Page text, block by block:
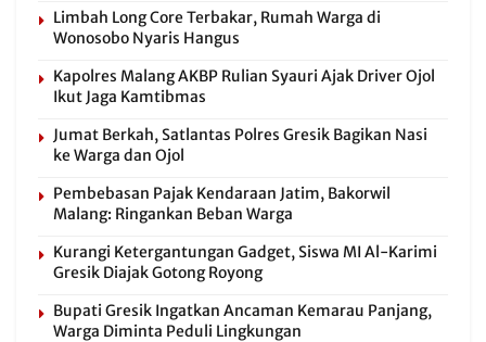
Limbah Long Core Terbakar, Rumah Warga di
Wonosobo Nyaris Hangus
Kapolres Malang AKBP Rulian Syauri Ajak Driver Ojol
Ikut Jaga Kamtibmas
Jumat Berkah, Satlantas Polres Gresik Bagikan Nasi
ke Warga dan Ojol
Pembebasan Pajak Kendaraan Jatim, Bakorwil
Malang: Ringankan Beban Warga
Kurangi Ketergantungan Gadget, Siswa MI Al-Karimi
Gresik Diajak Gotong Royong
Bupati Gresik Ingatkan Ancaman Kemarau Panjang,
Warga Diminta Peduli Lingkungan